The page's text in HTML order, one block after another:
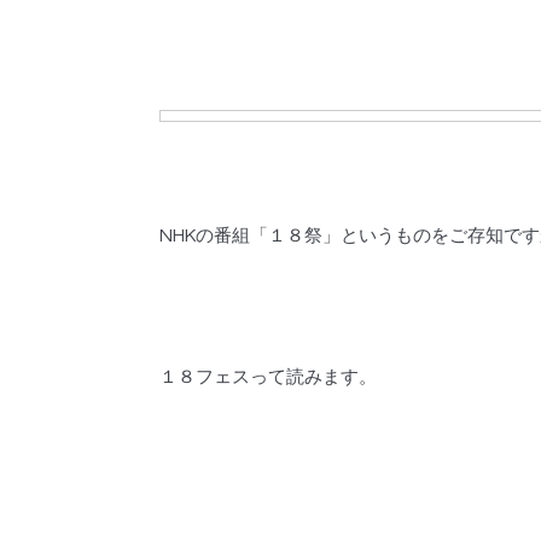
NHKの番組「１８祭」というものをご存知で
１８フェスって読みます。